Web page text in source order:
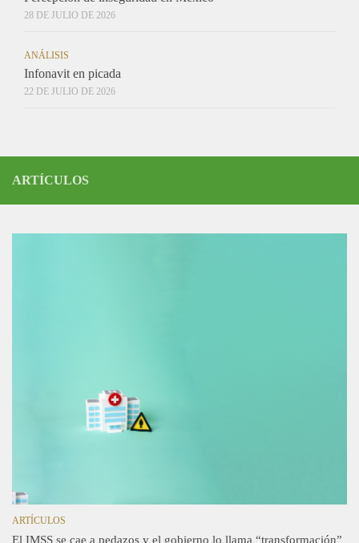
28 DE JULIO DE 2026
ANÁLISIS
Infonavit en picada
22 DE JULIO DE 2026
ARTÍCULOS
ARTÍCULOS
El IMSS se cae a pedazos y el gobierno lo llama “transformación”